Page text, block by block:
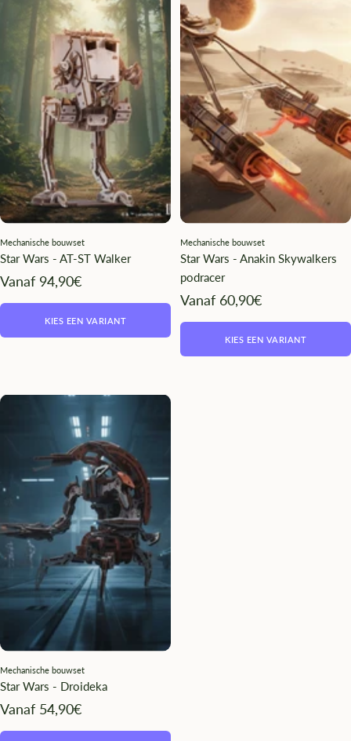
Mechanische bouwset
Star Wars - AT-ST Walker
Angebotspreis
Vanaf 94,90€
KIES EEN VARIANT
Mechanische bouwset
Star Wars - Anakin Skywalkers
podracer
Angebotspreis
Vanaf 60,90€
KIES EEN VARIANT
Mechanische bouwset
Star Wars - Droideka
Angebotspreis
Vanaf 54,90€